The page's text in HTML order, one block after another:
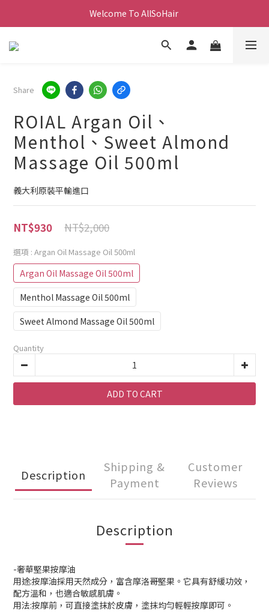
Welcome To AllSoHair
Share
ROIAL Argan Oil、
Menthol、Sweet Almond
Massage Oil 500ml
義大利原裝平輸進口
NT$2,000
NT$930
選項 : Argan Oil Massage Oil 500ml
Argan Oil Massage Oil 500ml
Menthol Massage Oil 500ml
Sweet Almond Massage Oil 500ml
Quantity
ADD TO CART
Description
Shipping &
Payment
Customer
Reviews
Description
-奢華堅果按摩油
用途:按摩油採用天然成分，富含摩洛哥堅果。它具有舒緩功效，
配方溫和，也適合敏感肌膚。
用法:按摩前，可直接塗抹於皮膚，塗抹均勻輕輕按摩即可。